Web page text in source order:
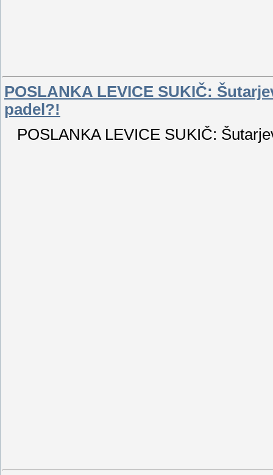
POSLANKA LEVICE SUKIČ:
padel?!
POSLANKA LEVICE SUKIČ: